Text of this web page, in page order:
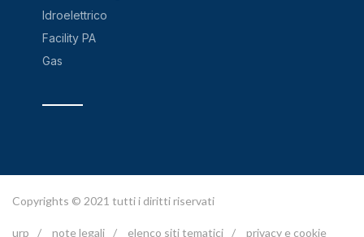
Idroelettrico
Facility PA
Gas
Copyrights © 2021 tutti i diritti riservati
urp / note legali / elenco siti tematici / privacy e cookie